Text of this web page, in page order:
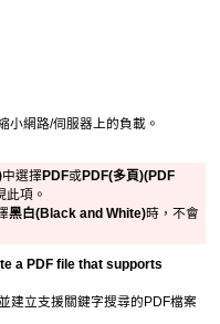
小網路/伺服器上的負載。
中選擇 PDF或PDF(多頁)(PDF
此項。
黑白(Black and White)時，不會
a PDF file that supports
建立支援關鍵字搜尋的 PDF檔案